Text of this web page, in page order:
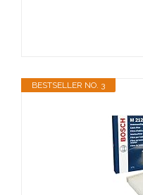
BESTSELLER NO. 3